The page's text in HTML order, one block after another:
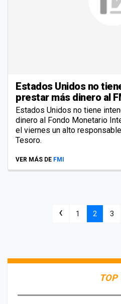
Estados Unidos no
prestar más dinero al
Estados Unidos no tiene
dinero al Fondo Monetario
el viernes un alto
Tesoro.
VER MÁS DE FMI
‹ 1 2 3
TOP